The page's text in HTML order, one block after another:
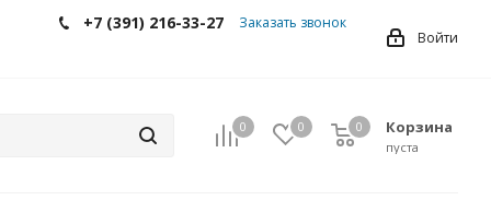
Войти
+7 (391) 216-33-27 Заказать звонок
0 0 Корзина
0
пуста
0